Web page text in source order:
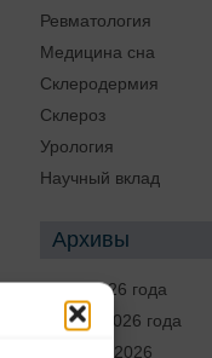
Ревматология
Медицина сна
Склеродермия
Склероз
Урология
Научный вклад
Архивы
Июнь 2026 года
Апрель 2026 года
Февраль 2026